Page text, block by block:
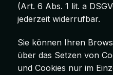
(Art. 6 Abs. 1 lit. a
jederzeit widerrufbar.
Sie können Ihren
über das Setzen von
und Cookies nur im